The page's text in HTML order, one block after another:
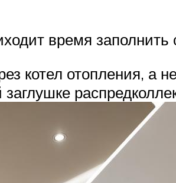
время заполнить
котел отопления, а